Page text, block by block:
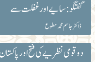
گفتگو: سایے اور غفلت سے
ڈاکٹر جاسم محمد مطوع
دو قومی نظریے کی فتح اور پاکستان